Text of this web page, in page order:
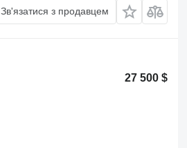
Зв'язатися з продавцем
27 500 $